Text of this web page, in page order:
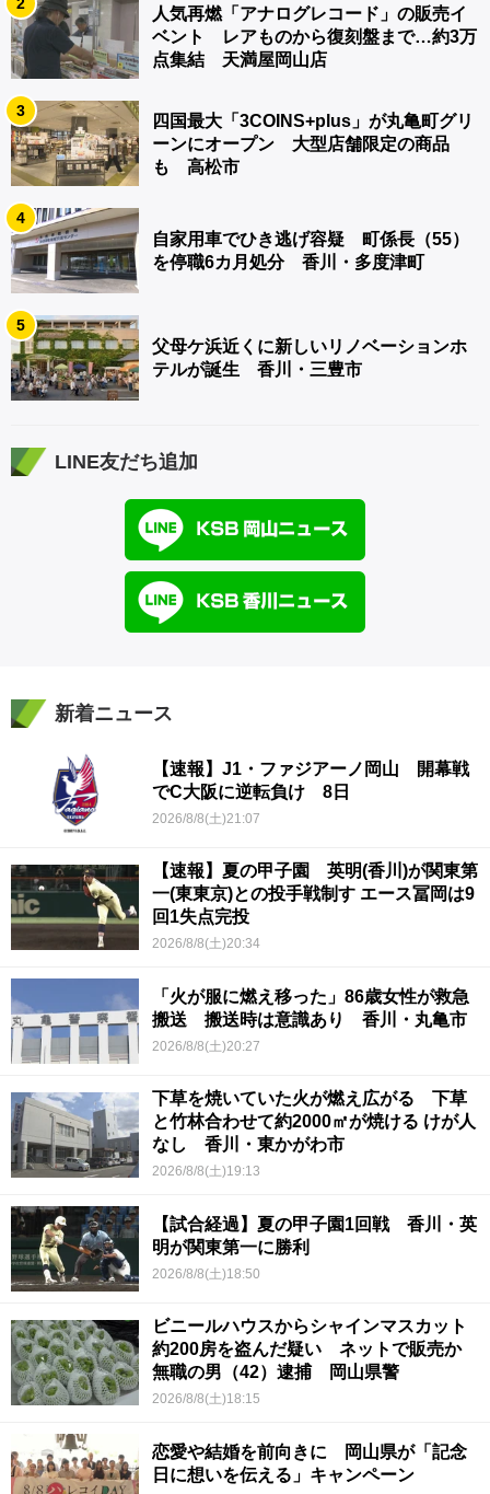
人気再燃「アナログレコード」の販売イ
ベント レアものから復刻盤まで…約3万
点集結 天満屋岡山店
3
四国最大「3COINS+plus」が丸亀町グリ
ーンにオープン 大型店舗限定の商品
も 高松市
4
自家用車でひき逃げ容疑 町係長（55）
を停職6カ月処分 香川・多度津町
5
父母ケ浜近くに新しいリノベーションホ
テルが誕生 香川・三豊市
LINE友だち追加
新着ニュース
【速報】J1・ファジアーノ岡山 開幕戦
でC大阪に逆転負け 8日
2026/8/8(土)21:07
【速報】夏の甲子園 英明(香川)が関東第
一(東東京)との投手戦制す エース冨岡は9
回1失点完投
2026/8/8(土)20:34
「火が服に燃え移った」86歳女性が救急
搬送 搬送時は意識あり 香川・丸亀市
2026/8/8(土)20:27
下草を焼いていた火が燃え広がる 下草
と竹林合わせて約2000㎡が焼ける けが人
なし 香川・東かがわ市
2026/8/8(土)19:13
【試合経過】夏の甲子園1回戦 香川・英
明が関東第一に勝利
2026/8/8(土)18:50
ビニールハウスからシャインマスカット
約200房を盗んだ疑い ネットで販売か
無職の男（42）逮捕 岡山県警
2026/8/8(土)18:15
恋愛や結婚を前向きに 岡山県が「記念
日に想いを伝える」キャンペーン